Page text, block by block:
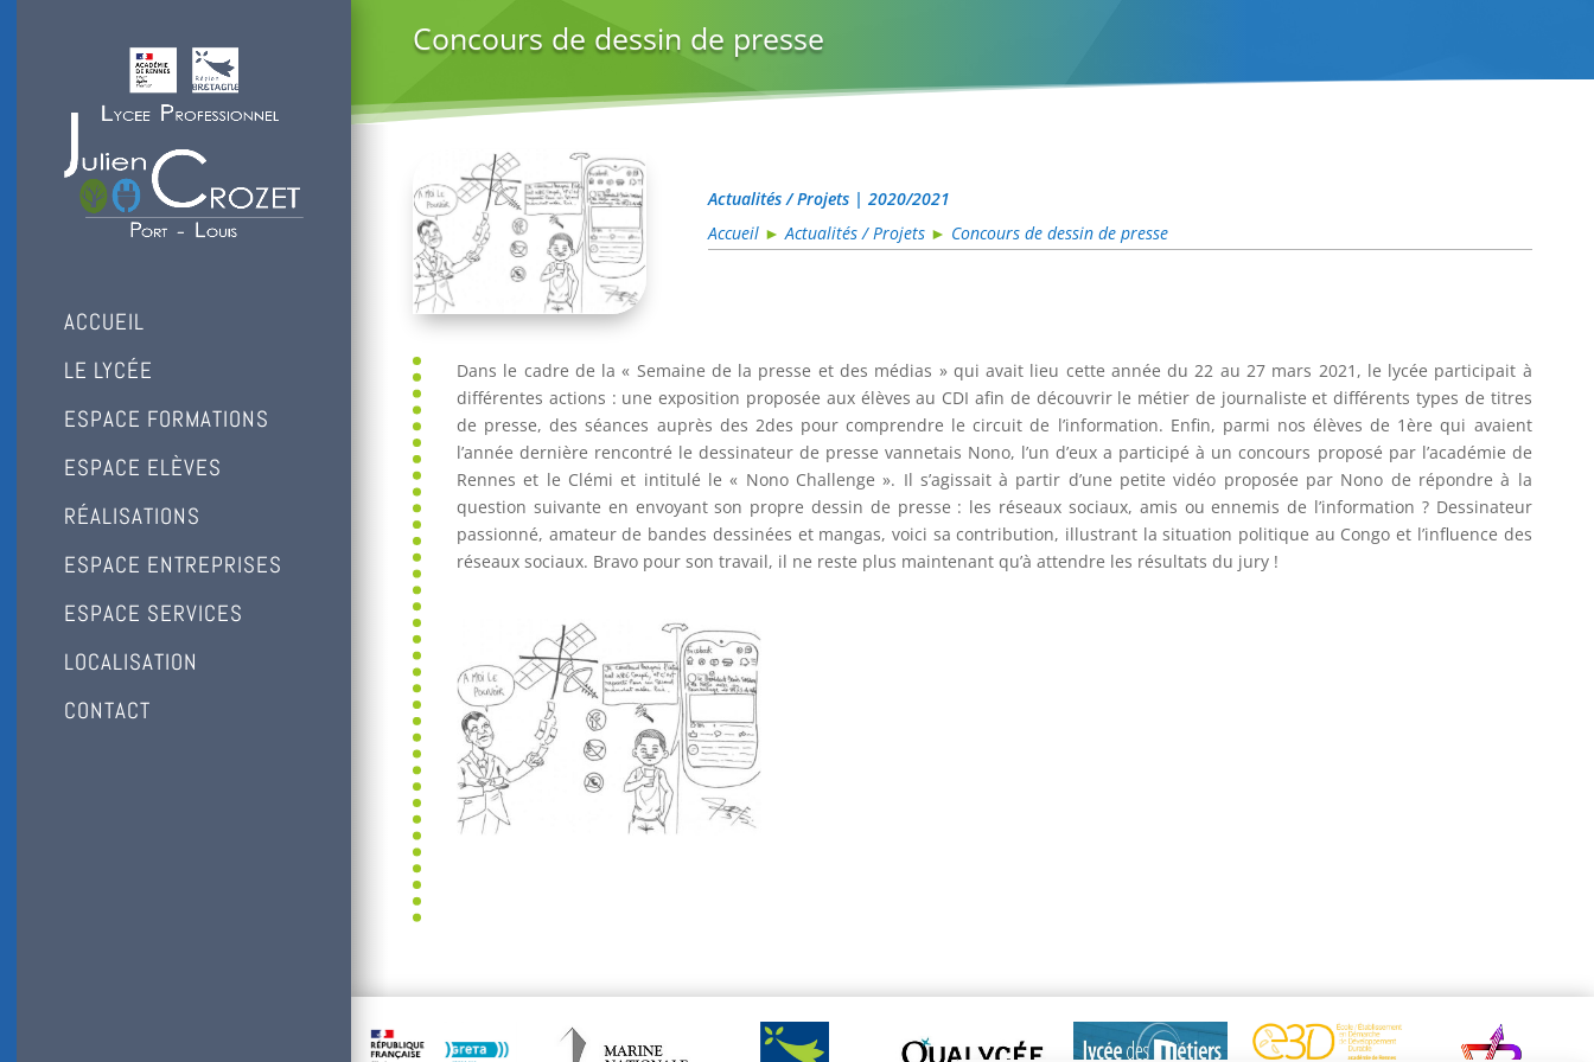
ACCUEIL
LE LYCÉE
ESPACE FORMATIONS
ESPACE ELÈVES
RÉALISATIONS
ESPACE ENTREPRISES
ESPACE SERVICES
LOCALISATION
CONTACT
Concours de dessin de presse
Actualités / Projets | 2020/2021
Accueil►Actualités / Projets► Concours de dessin de presse
Dans le cadre de la « Semaine de la presse et des médias » qui avait lieu cette année du 22 au 27 mars 2021, le lycée participait à
différentes actions : une exposition proposée aux élèves au CDI afin de découvrir le métier de journaliste et différents types de titres
de presse, des séances auprès des 2des pour comprendre le circuit de l’information. Enfin, parmi nos élèves de 1ère qui avaient
l’année dernière rencontré le dessinateur de presse vannetais Nono, l’un d’eux a participé à un concours proposé par l’académie de
Rennes et le Clémi et intitulé le « Nono Challenge ». Il s’agissait à partir d’une petite vidéo proposée par Nono de répondre à la
question suivante en envoyant son propre dessin de presse : les réseaux sociaux, amis ou ennemis de l’information ? Dessinateur
passionné, amateur de bandes dessinées et mangas, voici sa contribution, illustrant la situation politique au Congo et l’influence des
réseaux sociaux. Bravo pour son travail, il ne reste plus maintenant qu’à attendre les résultats du jury !